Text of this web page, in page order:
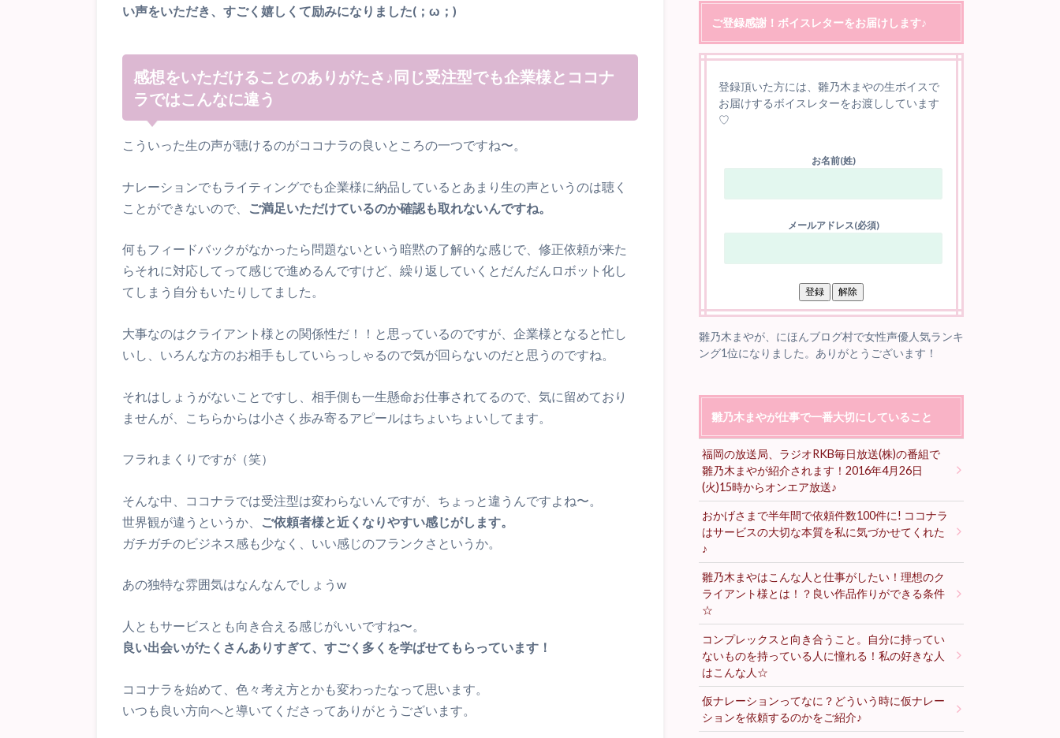
い声をいただき、すごく嬉しくて励みになりました(；ω；)
感想をいただけることのありがたさ♪同じ受注型でも企業様とココナ
ラではこんなに違う
こういった生の声が聴けるのがココナラの良いところの一つですね〜。
ナレーションでもライティングでも企業様に納品しているとあまり生の声というのは聴く
ことができないので、
ご満足いただけているのか確認も取れないんですね。
何もフィードバックがなかったら問題ないという暗黙の了解的な感じで、修正依頼が来た
らそれに対応してって感じで進めるんですけど、繰り返していくとだんだんロボット化し
てしまう自分もいたりしてました。
大事なのはクライアント様との関係性だ！！と思っているのですが、企業様となると忙し
いし、いろんな方のお相手もしていらっしゃるので気が回らないのだと思うのですね。
それはしょうがないことですし、相手側も一生懸命お仕事されてるので、気に留めており
ませんが、こちらからは小さく歩み寄るアピールはちょいちょいしてます。
フラれまくりですが（笑）
そんな中、ココナラでは受注型は変わらないんですが、ちょっと違うんですよね〜。
世界観が違うというか、
ご依頼者様と近くなりやすい感じがします。
ガチガチのビジネス感も少なく、いい感じのフランクさというか。
あの独特な雰囲気はなんなんでしょうw
人ともサービスとも向き合える感じがいいですね〜。
良い出会いがたくさんありすぎて、すごく多くを学ばせてもらっています！
ココナラを始めて、色々考え方とかも変わったなって思います。
いつも良い方向へと導いてくださってありがとうございます。
ご登録感謝！ボイスレターをお届けします♪
登録頂いた方には、雛乃木まやの生ボイスで
お届けするボイスレターをお渡ししています
♡
お名前(姓)
メールアドレス(必須)
雛乃木まやが、にほんブログ村で女性声優人気ランキ
ング1位になりました。ありがとうございます！
雛乃木まやが仕事で一番大切にしていること
福岡の放送局、ラジオRKB毎日放送(株)の番組で
雛乃木まやが紹介されます！2016年4月26日
(火)15時からオンエア放送♪
おかげさまで半年間で依頼件数100件に! ココナラ
はサービスの大切な本質を私に気づかせてくれた
♪
雛乃木まやはこんな人と仕事がしたい！理想のク
ライアント様とは！？良い作品作りができる条件
☆
コンプレックスと向き合うこと。自分に持ってい
ないものを持っている人に憧れる！私の好きな人
はこんな人☆
仮ナレーションってなに？どういう時に仮ナレー
ションを依頼するのかをご紹介♪